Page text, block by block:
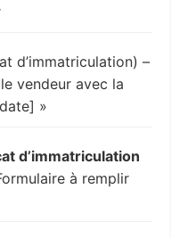
d’immatriculation) –
vendeur avec la
»
d’immatriculation
à remplir